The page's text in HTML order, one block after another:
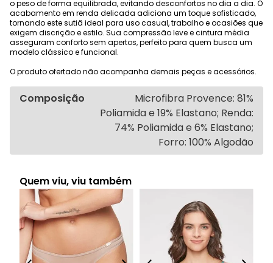
o peso de forma equilibrada, evitando desconfortos no dia a dia. O
acabamento em renda delicada adiciona um toque sofisticado,
tornando este sutiã ideal para uso casual, trabalho e ocasiões que
exigem discrição e estilo. Sua compressão leve e cintura média
asseguram conforto sem apertos, perfeito para quem busca um
modelo clássico e funcional.
O produto ofertado não acompanha demais peças e acessórios.
Composição
Microfibra Provence: 81%
Poliamida e 19% Elastano; Renda:
74% Poliamida e 6% Elastano;
Forro: 100% Algodão
Quem viu, viu também